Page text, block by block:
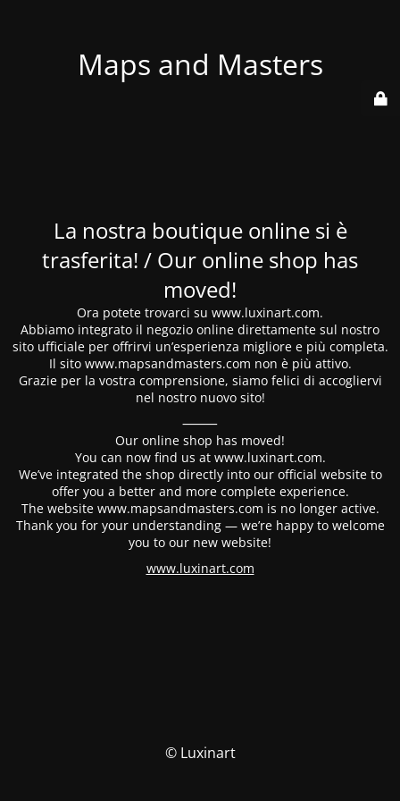
Maps and Masters
La nostra boutique online si è
trasferita! / Our online shop has
moved!
Ora potete trovarci su www.luxinart.com.
Abbiamo integrato il negozio online direttamente sul nostro
sito ufficiale per offrirvi un’esperienza migliore e più completa.
Il sito www.mapsandmasters.com non è più attivo.
Grazie per la vostra comprensione, siamo felici di accogliervi
nel nostro nuovo sito!
⸻
Our online shop has moved!
You can now find us at www.luxinart.com.
We’ve integrated the shop directly into our official website to
offer you a better and more complete experience.
The website www.mapsandmasters.com is no longer active.
Thank you for your understanding — we’re happy to welcome
you to our new website!
www.luxinart.com
© Luxinart